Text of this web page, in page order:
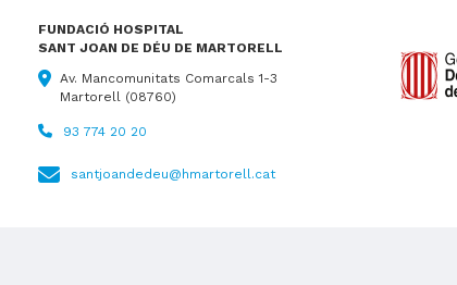
FUNDACIÓ HOSPITAL
SANT JOAN DE DÉU DE MARTORELL
Av. Mancomunitats Comarcals 1-3
Martorell (08760)
93 774 20 20
santjoandedeu@hmartorell.cat